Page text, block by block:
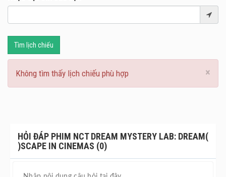
đam mê của các thành viên được thể hiện rõ nét. Hãy sẵn
Cinemas!
Tìm lịch chiếu
×
Không tìm thấy lịch chiếu phù hợp
HỎI ĐÁP PHIM NCT DREAM MYSTERY LAB: DREAM(
)SCAPE IN CINEMAS (0)